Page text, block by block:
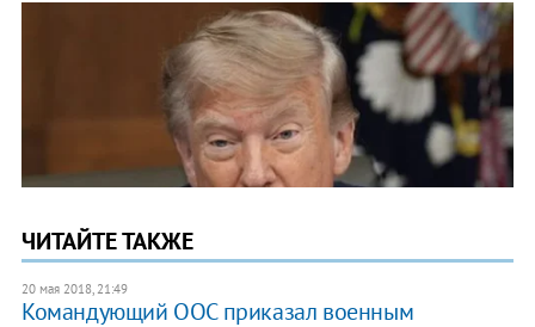
ЧИТАЙТЕ ТАКЖЕ
20 мая 2018, 21:49
Командующий ООС приказал военным